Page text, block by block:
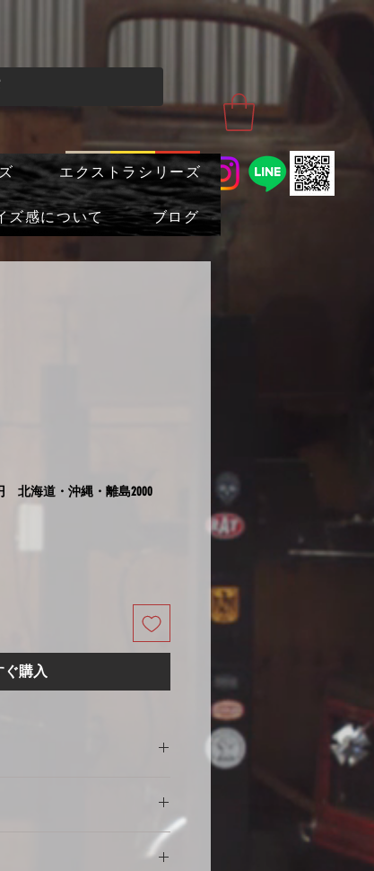
エクストラシリーズ
ズ感について ブログ
北海道・沖縄・離島2000
ぐ購入
の原因になりますので、し
て下さい。風の強い場合や台
団を干す時に使用する大型
に伴う劣化や汚れ、破れ等の
事前にカスタム等ご相談い